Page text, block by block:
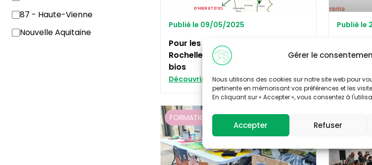
Gérer le
Nous utilisons des cookies sur notre site web pour
pertinente en mémorisant vos préférences et les
En cliquant sur « Accepter », vous consentez à
Accepter Refuser
87 - Haute-Vienne
Nouvelle Aquitaine
Publié le 09/05/2025
Pour les futures mamans, La
Rochelle expérimente les paniers
bios
Découvrir
Publié le
Un «
lutte
FORMATION SANTÉ ENVIRONNEMENT